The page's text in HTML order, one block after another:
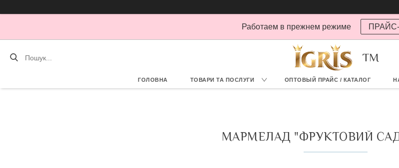
Работаем в прежнем режиме
TM
ГОЛОВНА ТОВАРИ ТА ПОСЛУГИ ОПТОВЫЙ ПРАЙС / КАТАЛОГ
МАРМЕЛАД "ФРУКТОВИЙ